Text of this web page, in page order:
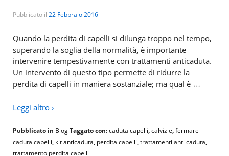
Pubblicato il 22 Febbraio 2016
Quando la perdita di capelli si dilunga troppo nel tempo,
superando la soglia della normalità, è importante
intervenire tempestivamente con trattamenti anticaduta.
Un intervento di questo tipo permette di ridurre la
perdita di capelli in maniera sostanziale; ma qual è …
Leggi altro ›
Pubblicato in BlogTaggato con:caduta capelli,calvizie,fermare
caduta capelli, kit anticaduta, perdita capelli,trattamenti anti caduta,
trattamento perdita capelli